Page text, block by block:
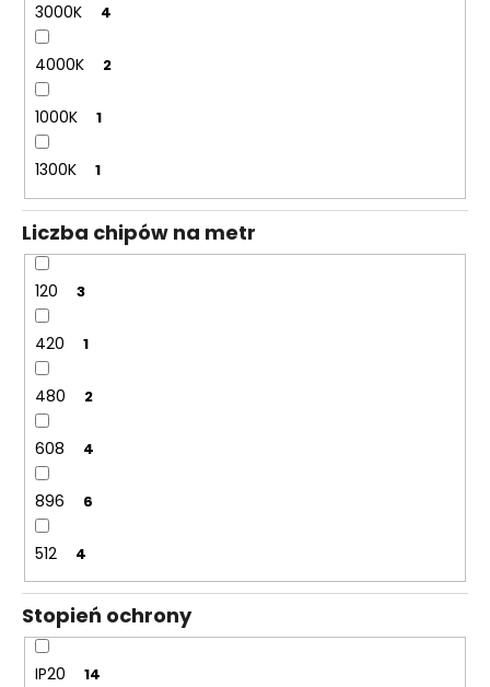
3000K 4
4000K 2
1000K 1
1300K 1
Liczba chipów na metr
120 3
420 1
480 2
608 4
896 6
512 4
Stopień ochrony
IP20 14